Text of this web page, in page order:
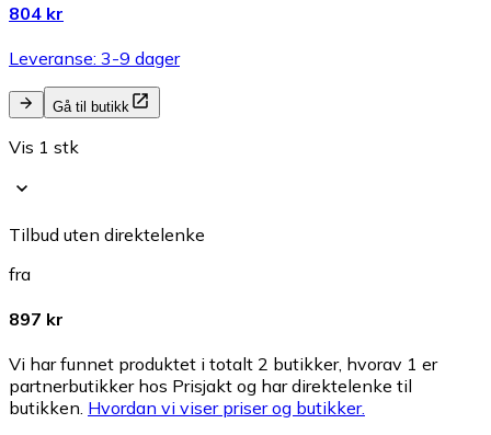
804 kr
Leveranse: 3-9 dager
Gå til butikk
Vis 1 stk
Tilbud uten direktelenke
fra
897 kr
Vi har funnet produktet i totalt 2 butikker, hvorav 1 er
partnerbutikker hos Prisjakt og har direktelenke til
butikken. Hvordan vi viser priser og butikker.